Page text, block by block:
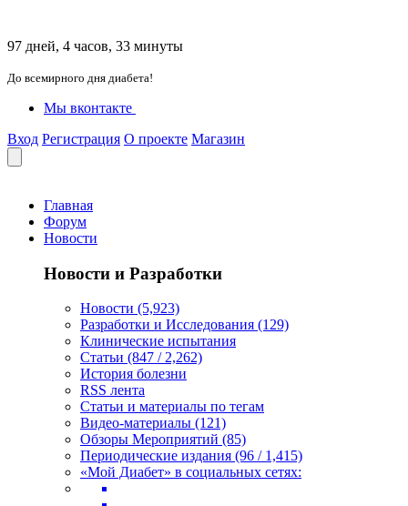
97 дней, 4 часов, 33 минуты
До всемирного дня диабета!
Мы вконтакте
Вход Регистрация О проекте Магазин
Главная
Форум
Новости
Новости и Разработки
Новости (5,923)
Разработки и Исследования (129)
Клинические испытания
Статьи (847 / 2,262)
История болезни
RSS лента
Статьи и материалы по тегам
Видео-материалы (121)
Обзоры Мероприятий (85)
Периодические издания (96 / 1,415)
«Мой Диабет» в социальных сетях: